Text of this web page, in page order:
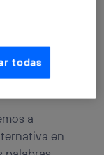
a
en
Utiq para
o análisis
web(s)
a
de las
tu
como
creado por tu
todas